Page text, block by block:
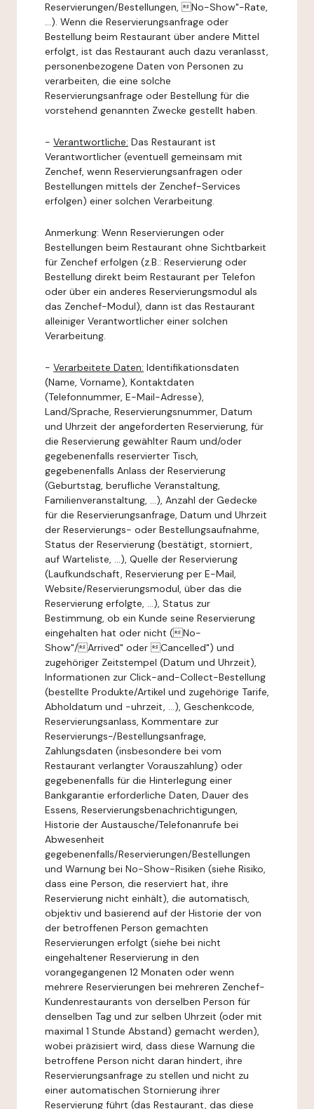
Reservierungen/Bestellungen, No-Show"-Rate,
...). Wenn die Reservierungsanfrage oder
Bestellung beim Restaurant über andere Mittel
erfolgt, ist das Restaurant auch dazu veranlasst,
personenbezogene Daten von Personen zu
verarbeiten, die eine solche
Reservierungsanfrage oder Bestellung für die
vorstehend genannten Zwecke gestellt haben.
- Verantwortliche: Das Restaurant ist
Verantwortlicher (eventuell gemeinsam mit
Zenchef, wenn Reservierungsanfragen oder
Bestellungen mittels der Zenchef-Services
erfolgen) einer solchen Verarbeitung.
Anmerkung: Wenn Reservierungen oder
Bestellungen beim Restaurant ohne Sichtbarkeit
für Zenchef erfolgen (z.B.: Reservierung oder
Bestellung direkt beim Restaurant per Telefon
oder über ein anderes Reservierungsmodul als
das Zenchef-Modul), dann ist das Restaurant
alleiniger Verantwortlicher einer solchen
Verarbeitung.
- Verarbeitete Daten: Identifikationsdaten
(Name, Vorname), Kontaktdaten
(Telefonnummer, E-Mail-Adresse),
Land/Sprache, Reservierungsnummer, Datum
und Uhrzeit der angeforderten Reservierung, für
die Reservierung gewählter Raum und/oder
gegebenenfalls reservierter Tisch,
gegebenenfalls Anlass der Reservierung
(Geburtstag, berufliche Veranstaltung,
Familienveranstaltung, ...), Anzahl der Gedecke
für die Reservierungsanfrage, Datum und Uhrzeit
der Reservierungs- oder Bestellungsaufnahme,
Status der Reservierung (bestätigt, storniert,
auf Warteliste, ...), Quelle der Reservierung
(Laufkundschaft, Reservierung per E-Mail,
Website/Reservierungsmodul, über das die
Reservierung erfolgte, ...), Status zur
Bestimmung, ob ein Kunde seine Reservierung
eingehalten hat oder nicht (No-
Show"/Arrived" oder Cancelled") und
zugehöriger Zeitstempel (Datum und Uhrzeit),
Informationen zur Click-and-Collect-Bestellung
(bestellte Produkte/Artikel und zugehörige Tarife,
Abholdatum und -uhrzeit, ...), Geschenkcode,
Reservierungsanlass, Kommentare zur
Reservierungs-/Bestellungsanfrage,
Zahlungsdaten (insbesondere bei vom
Restaurant verlangter Vorauszahlung) oder
gegebenenfalls für die Hinterlegung einer
Bankgarantie erforderliche Daten, Dauer des
Essens, Reservierungsbenachrichtigungen,
Historie der Austausche/Telefonanrufe bei
Abwesenheit
gegebenenfalls/Reservierungen/Bestellungen
und Warnung bei No-Show-Risiken (siehe Risiko,
dass eine Person, die reserviert hat, ihre
Reservierung nicht einhält), die automatisch,
objektiv und basierend auf der Historie der von
der betroffenen Person gemachten
Reservierungen erfolgt (siehe bei nicht
eingehaltener Reservierung in den
vorangegangenen 12 Monaten oder wenn
mehrere Reservierungen bei mehreren Zenchef-
Kundenrestaurants von derselben Person für
denselben Tag und zur selben Uhrzeit (oder mit
maximal 1 Stunde Abstand) gemacht werden),
wobei präzisiert wird, dass diese Warnung die
betroffene Person nicht daran hindert, ihre
Reservierungsanfrage zu stellen und nicht zu
einer automatischen Stornierung ihrer
Reservierung führt (das Restaurant, das diese